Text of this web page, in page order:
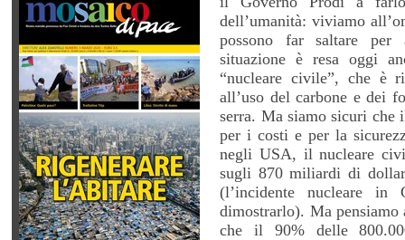
dell’umanità: viviamo
possono far saltare
situazione è resa oggi
“nucleare civile”, che è
all’uso del carbone e dei
serra. Ma siamo sicuri che
per i costi e per la
negli USA, il nucleare
sugli 870 miliardi di
(l’incidente nucleare
dimostrarlo). Ma
che il 90% delle